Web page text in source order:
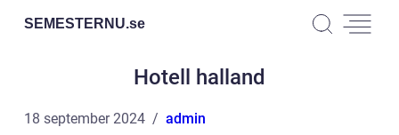
SEMESTERNU.se
Hotell halland
18 september 2024 admin